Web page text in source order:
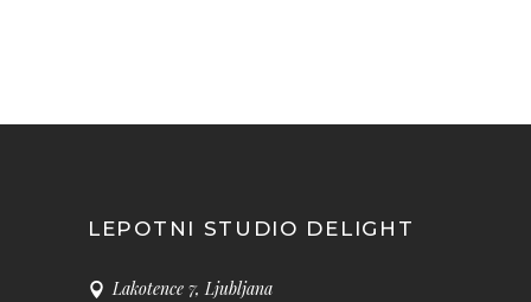
LEPOTNI STUDIO DELIGHT
Lakotence 7, Ljubljana